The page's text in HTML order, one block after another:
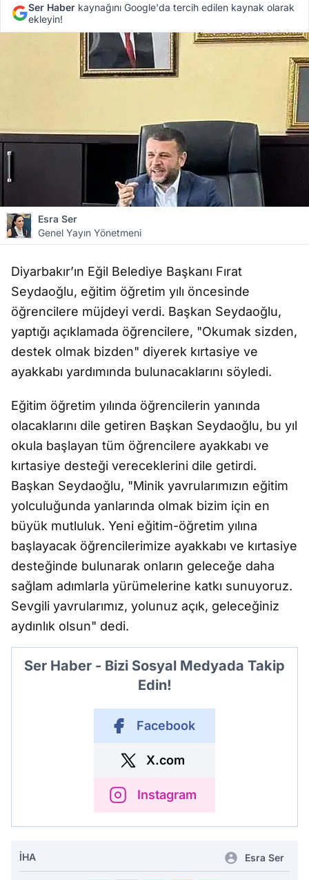
Ser Haber kaynağını Google'da tercih edilen kaynak olarak
ekleyin!
Esra Ser
Genel Yayın Yönetmeni
Diyarbakır’ın Eğil Belediye Başkanı Fırat
Seydaoğlu, eğitim öğretim yılı öncesinde
öğrencilere müjdeyi verdi. Başkan Seydaoğlu,
yaptığı açıklamada öğrencilere, "Okumak sizden,
destek olmak bizden" diyerek kırtasiye ve
ayakkabı yardımında bulunacaklarını söyledi.
Eğitim öğretim yılında öğrencilerin yanında
olacaklarını dile getiren Başkan Seydaoğlu, bu yıl
okula başlayan tüm öğrencilere ayakkabı ve
kırtasiye desteği vereceklerini dile getirdi.
Başkan Seydaoğlu, "Minik yavrularımızın eğitim
yolculuğunda yanlarında olmak bizim için en
büyük mutluluk. Yeni eğitim-öğretim yılına
başlayacak öğrencilerimize ayakkabı ve kırtasiye
desteğinde bulunarak onların geleceğe daha
sağlam adımlarla yürümelerine katkı sunuyoruz.
Sevgili yavrularımız, yolunuz açık, geleceğiniz
aydınlık olsun" dedi.
Ser Haber - Bizi Sosyal Medyada Takip
Edin!
Facebook
X.com
Instagram
İHA Esra Ser